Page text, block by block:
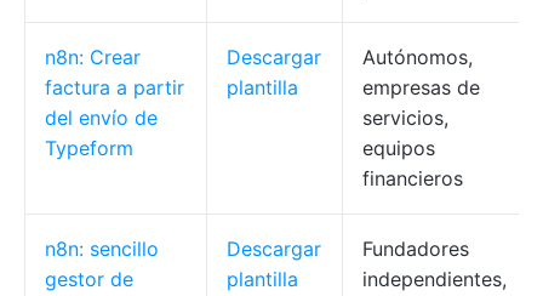
n8n: Crear
factura a partir
del envío de
Typeform
Descargar
plantilla
Autónomos,
empresas de
servicios,
equipos
financieros
n8n: sencillo
gestor de
Descargar
plantilla
Fundadores
independientes,